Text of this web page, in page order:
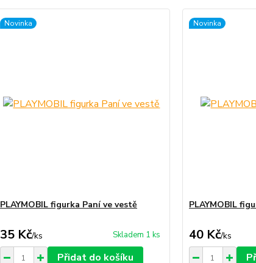
Novinka
PLAYMOBIL figurka Paní ve vestě
35 Kč/ks Skladem 1 ks
Přidat do košíku
Novinka
PLAYMOBIL
40 Kč/ks